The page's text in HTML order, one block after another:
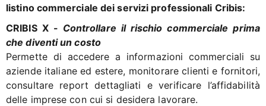
listino commerciale dei servizi professionali Cribis:
CRIBIS X - Controllare il rischio commerciale prima
che diventi un costo
Permette di accedere a informazioni commerciali su
aziende italiane ed estere, monitorare clienti e fornitori,
consultare report dettagliati e verificare l’affidabilità
delle imprese con cui si desidera lavorare.